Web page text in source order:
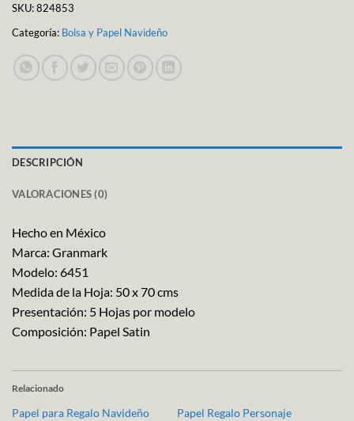
SKU:824853
Categoría: Bolsa y Papel Navideño
DESCRIPCIÓN
VALORACIONES (0)
Hecho en México
Marca: Granmark
Modelo: 6451
Medida de la Hoja: 50 x 70 cms
Presentación: 5 Hojas por modelo
Composición: Papel Satin
Relacionado
Papel para Regalo Navideño
Papel Regalo Personaje